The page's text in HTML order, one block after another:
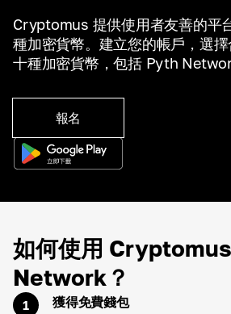
Cryptomus 提供使用者友善的平
種加密貨幣。建立您的帳戶，選
十種加密貨幣，包括 Pyth
報名
如何使用
Network？
1
獲得免費錢包